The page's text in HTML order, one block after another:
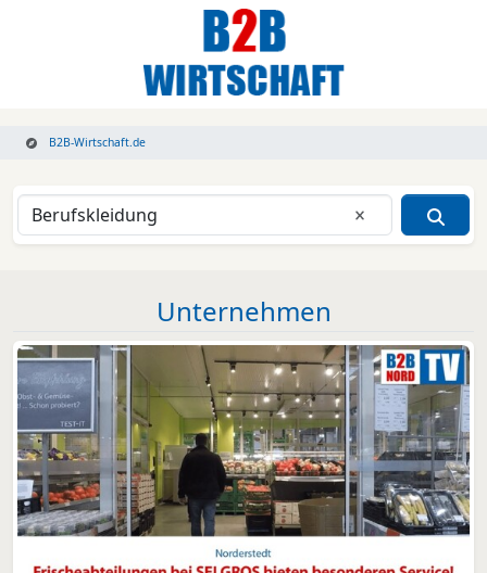
B2B-Wirtschaft.de
Eingabe
Unternehmen